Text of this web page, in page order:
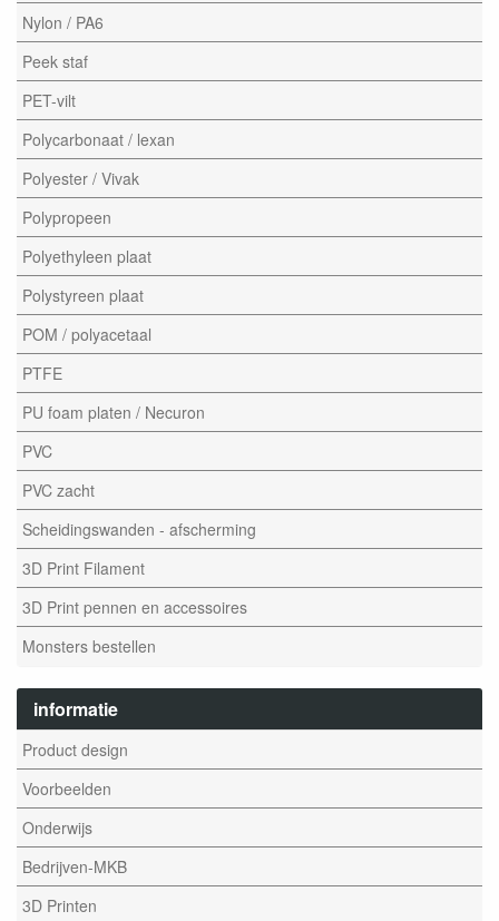
Nylon / PA6
Peek staf
PET-vilt
Polycarbonaat / lexan
Polyester / Vivak
Polypropeen
Polyethyleen plaat
Polystyreen plaat
POM / polyacetaal
PTFE
PU foam platen / Necuron
PVC
PVC zacht
Scheidingswanden - afscherming
3D Print Filament
3D Print pennen en accessoires
Monsters bestellen
informatie
Product design
Voorbeelden
Onderwijs
Bedrijven-MKB
3D Printen